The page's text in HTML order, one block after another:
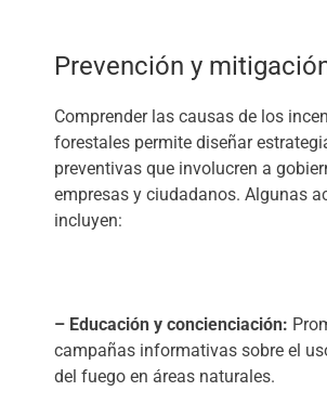
Prevención y
Comprender las causas de los
forestales permite diseñar
preventivas que involucren a
empresas y ciudadanos. Algunas
incluyen:
– Educación y concienciación:
campañas informativas sobre el
del fuego en áreas naturales.